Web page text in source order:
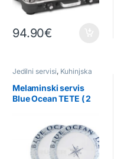
94.90€
Jedilni servisi, Kuhinjska
Melaminski servis
Blue Ocean TETE ( 2